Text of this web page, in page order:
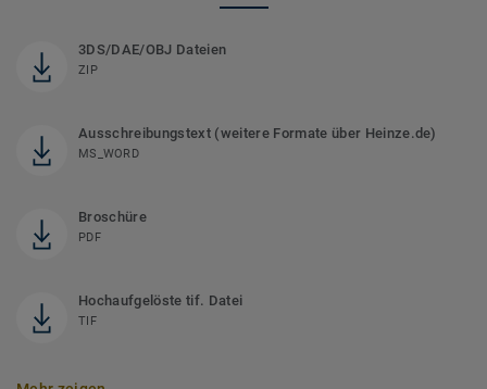
3DS/DAE/OBJ Dateien
ZIP
Ausschreibungstext (weitere Formate über Heinze.de)
MS_WORD
Broschüre
PDF
Hochaufgelöste tif. Datei
TIF